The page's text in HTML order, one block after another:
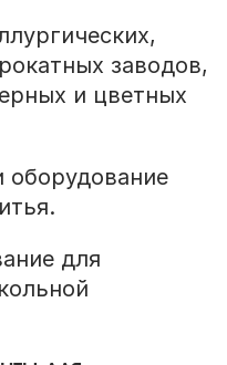
заводов,
и цветных
для